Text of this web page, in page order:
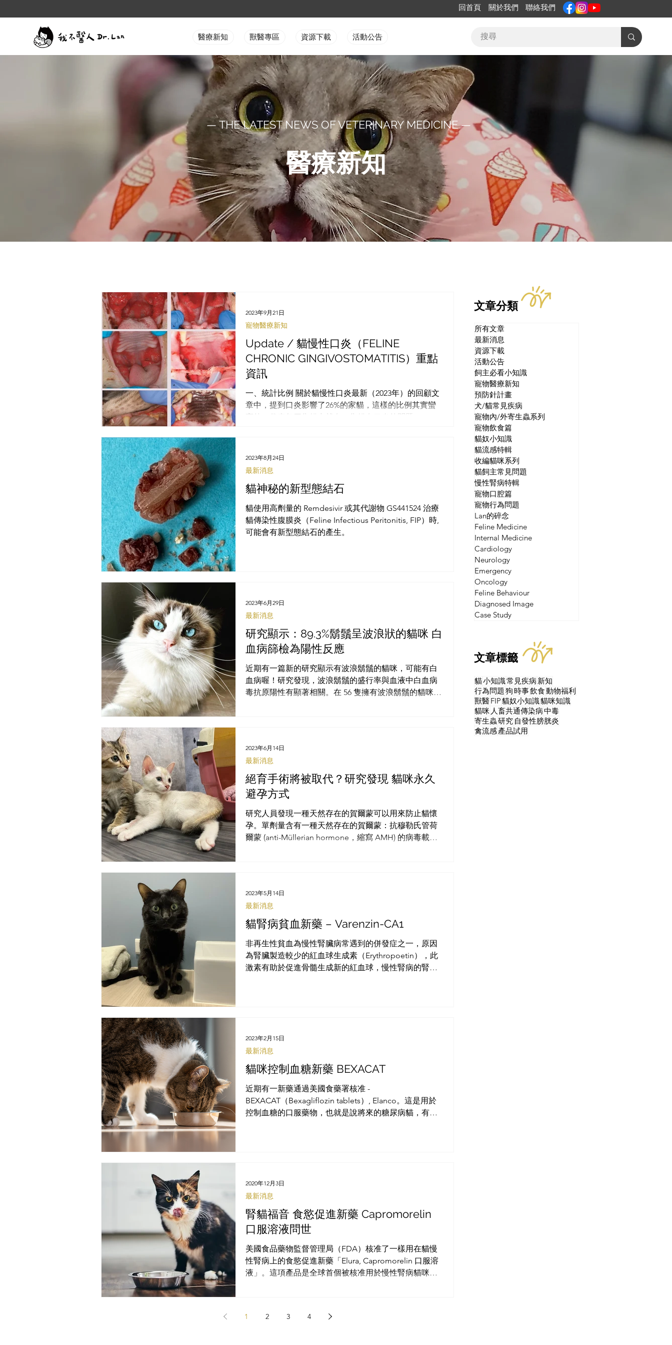
回首頁 關於我們 聯絡我們
醫療新知 獸醫專區 資源下載 活動公告
— THE LATEST NEWS OF VETERINARY MEDICINE —
醫療新知
Update / 貓慢性口炎（FELINE
CHRONIC GINGIVOSTOMATITIS）重點
資訊
一、統計比例 關於貓慢性口炎最新（2023年）的回顧文
章中，提到口炎影響了26%的家貓，這樣的比例其實蠻
高的，代表每四隻貓中就有一隻貓有口炎的問題。 二、
狀況難以控制，變成頑固...
寵物醫療新知
2023年9月21日
貓神秘的新型態結石
貓使用高劑量的 Remdesivir 或其代謝物 GS441524 治療
貓傳染性腹膜炎（Feline Infectious Peritonitis, FIP）時,
可能會有新型態結石的產生。
最新消息
2023年8月24日
研究顯示：89.3%鬍鬚呈波浪狀的貓咪 白
血病篩檢為陽性反應
近期有一篇新的研究顯示有波浪鬍鬚的貓咪，可能有白
血病喔！研究發現，波浪鬍鬚的盛行率與血液中白血病
毒抗原陽性有顯著相關。在 56 隻擁有波浪鬍鬚的貓咪
最新消息
2023年6月29日
絕育手術將被取代？研究發現 貓咪永久
避孕方式
研究人員發現一種天然存在的賀爾蒙可以用來防止貓懷
孕。單劑量含有一種天然存在的賀爾蒙：抗穆勒氏管荷
爾蒙 (anti-Müllerian hormone，縮寫 AMH) 的病毒載
最新消息
2023年6月14日
貓腎病貧血新藥 – Varenzin-CA1
非再生性貧血為慢性腎臟病常遇到的併發症之一，原因
為腎臟製造較少的紅血球生成素（Erythropoetin），此
激素有助於促進骨髓生成新的紅血球，慢性腎病的腎臟
最新消息
2023年5月14日
貓咪控制血糖新藥 BEXACAT
近期有一新藥通過美國食藥署核准 -
BEXACAT（Bexagliflozin tablets）, Elanco。這是用於
控制血糖的口服藥物，也就是說將來的糖尿病貓，有機
最新消息
2023年2月15日
腎貓福音 食慾促進新藥 Capromorelin
口服溶液問世
美國食品藥物監督管理局（FDA）核准了一樣用在貓慢
性腎病上的食慾促進新藥「Elura, Capromorelin 口服溶
液」。這項產品是全球首個被核准用於慢性腎病貓咪的
最新消息
2020年12月3日
1 2 3 4
文章分類
所有文章
最新消息
資源下載
活動公告
飼主必看小知識
寵物醫療新知
預防針計畫
犬/貓常見疾病
寵物內/外寄生蟲系列
寵物飲食篇
貓奴小知識
貓流感特輯
收編貓咪系列
貓飼主常見問題
慢性腎病特輯
寵物口腔篇
寵物行為問題
Lan的碎念
Feline Medicine
Internal Medicine
Cardiology
Neurology
Emergency
Oncology
Feline Behaviour
Diagnosed Image
Case Study
文章標籤
貓小知識常見疾病 新知
行為問題狗時事飲食動物福利
獸醫FIP貓奴小知識貓咪知識
貓咪 人畜共通傳染病中毒
寄生蟲研究 自發性膀胱炎
禽流感產品試用